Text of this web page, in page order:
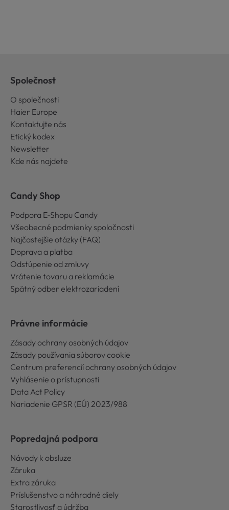
Společnost
O společnosti
Haier Europe
Kontaktujte nás
Etický kodex
Newsletter
Kde nás najdete
Candy Shop
Podpora E-Shopu Candy
Všeobecné podmienky spoločnosti
Najčastejšie otázky (FAQ)
Doprava a platba
Odstúpenie od zmluvy
Vrátenie tovaru a reklamácie
Spätný odber elektrozariadení
Právne informácie
Zásady ochrany osobných údajov
Zásady používania súborov cookie
Centrum preferencií ochrany osobných údajov
Vyhlásenie o prístupnosti
Data Act Policy
Nariadenie GPSR (EÚ) 2023/988
Popredajná podpora
Návody k obsluze
Záruka
Extra záruka
Príslušenstvo a náhradné diely
Starostlivosť a údržba